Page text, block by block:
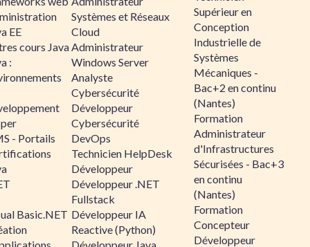
EE
cours Java
:
- Portails
Basic.NET
Systèmes et Réseaux
Cloud
Administrateur
Windows Server
Analyste
Cybersécurité
Développeur
Cybersécurité
DevOps
Technicien HelpDesk
Développeur
Développeur .NET
Fullstack
Développeur IA
Reactive (Python)
Supérieur en
Conception
Industrielle de
Systèmes
Mécaniques -
Bac+2 en continu
(Nantes)
Formation
Administrateur
d'Infrastructures
Sécurisées - Bac+3
en continu
(Nantes)
Formation
Concepteur
Développeur